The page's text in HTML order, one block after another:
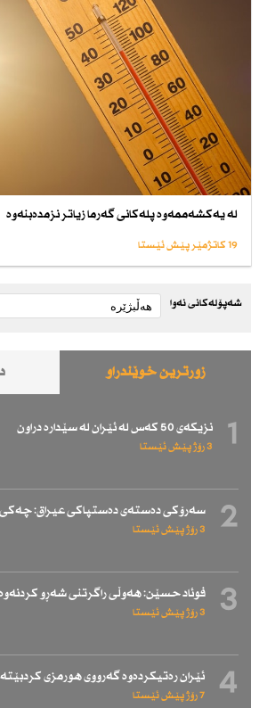
لە یەكشەممەوە پلەكانی گەرما زیاتر نزمدەبنەوە
19 کاتژمێر پێش ئێستا
شەپۆلەکانی نەوا
زۆرترین خوێندراو
1 نزیكەی 50 كەس لە ئێران لە سێدارە دراون
3 رۆژ پێش ئێستا
2 سەرۆكی دەستەی دەستپاكی عیراق: چەكی
3 رۆژ پێش ئێستا
3 فوئاد حسێن: هەوڵی راگرتنی شەڕو
3 رۆژ پێش ئێستا
4 ئێران رەتیكردەوە گەرووی هورمزی
7 رۆژ پێش ئێستا